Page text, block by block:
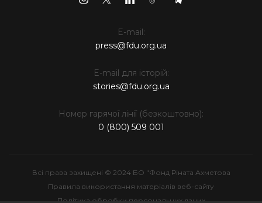
E-mail:
press@fdu.org.ua
E-mail для історій:
stories@fdu.org.ua
Номер гарячої лінії (безкоштовно):
0 (800) 509 001
Всі права захищені © 2024 БО "Фонд Ріната Ахметова
Правила використання матеріалів веб-сайту
Політика обробки персональних даних